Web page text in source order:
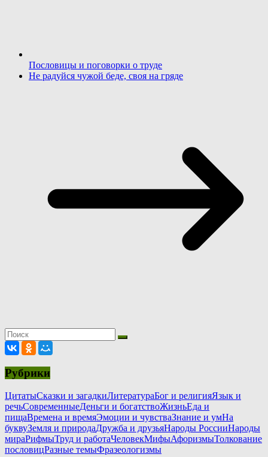
Пословицы и поговорки о труде
Не радуйся чужой беде, своя на гряде
Рубрики
ЦитатыСказки и загадкиЛитератураБог и религияЯзык и
речьСовременныеДеньги и богатствоЖизньЕда и
пищаВремена и времяЭмоции и чувстваЗнание и умНа
буквуЗемля и природаДружба и друзьяНароды РоссииНароды
мираРифмыТруд и работаЧеловекМифыАфоризмыТолкование
пословицРазные темыФразеологизмы